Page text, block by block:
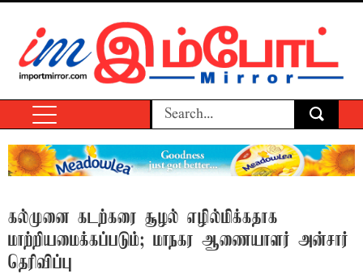
கல்முனை கடற்கரை சூழல் எழில்மிக்கதாக
மாற்றியமைக்கப்படும்; மாநகர ஆணையாளர் அன்சார்
தெரிவிப்பு